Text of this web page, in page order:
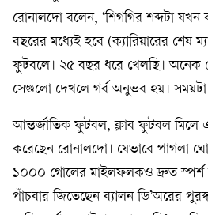
রোনালদো বলেন, ‘শিগগির শব্দটা
বছরের মধ্যেই হবে (ক্যারিয়ারের শেষ
ফুটবলে। ২৫ বছর ধরে খেলছি। অনেক
সেগুলো দেখলে গর্ব অনুভব হয়।
আন্তর্জাতিক ফুটবল, ক্লাব ফুটবল
করেছেন রোনালদো। যেভাবে পাগলা
১০০০ গোলের মাইলফলকও দ্রুত স্পর্শ
পাঁচবার জিতেছেন ব্যালন ডি’অরের